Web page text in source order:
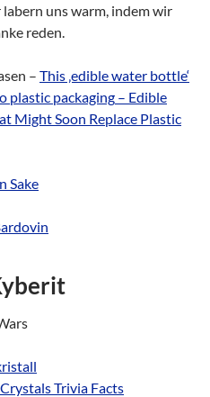
uns warm, indem wir
reden.
– This ‚edible water bottle‘
plastic packaging – Edible
Might Soon Replace Plastic
Sake
Trivia Facts